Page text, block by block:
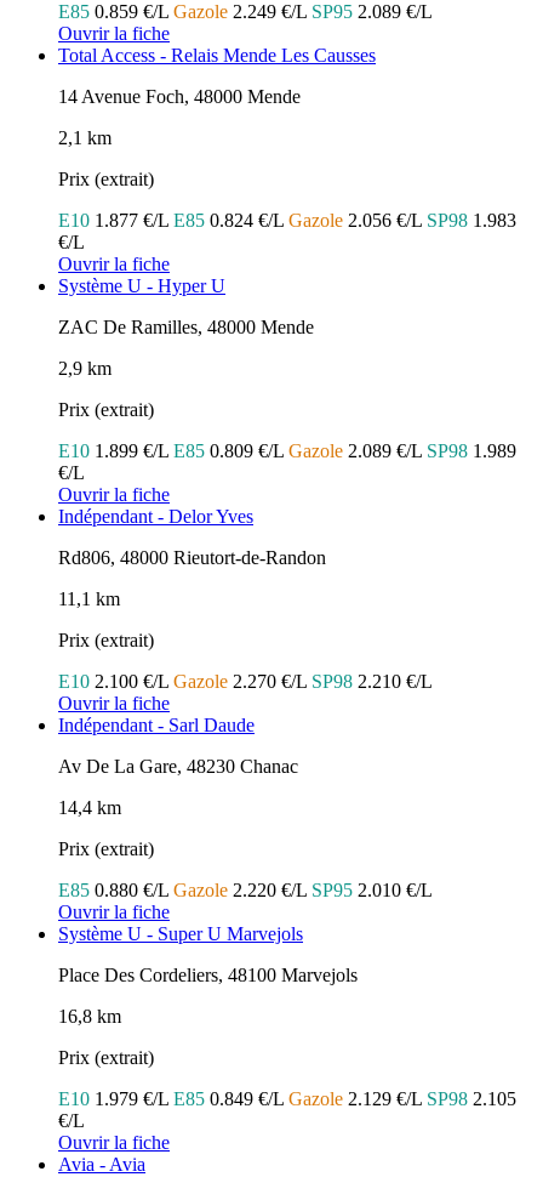
E85 0.859 €/L Gazole 2.249 €/L SP95 2.089 €/L
Ouvrir la fiche
Total Access - Relais Mende Les Causses
14 Avenue Foch, 48000 Mende
2,1 km
Prix (extrait)
E10 1.877 €/L E85 0.824 €/L Gazole 2.056 €/L SP98 1.983
€/L
Ouvrir la fiche
Système U - Hyper U
ZAC De Ramilles, 48000 Mende
2,9 km
Prix (extrait)
E10 1.899 €/L E85 0.809 €/L Gazole 2.089 €/L SP98 1.989
€/L
Ouvrir la fiche
Indépendant - Delor Yves
Rd806, 48000 Rieutort-de-Randon
11,1 km
Prix (extrait)
E10 2.100 €/L Gazole 2.270 €/L SP98 2.210 €/L
Ouvrir la fiche
Indépendant - Sarl Daude
Av De La Gare, 48230 Chanac
14,4 km
Prix (extrait)
E85 0.880 €/L Gazole 2.220 €/L SP95 2.010 €/L
Ouvrir la fiche
Système U - Super U Marvejols
Place Des Cordeliers, 48100 Marvejols
16,8 km
Prix (extrait)
E10 1.979 €/L E85 0.849 €/L Gazole 2.129 €/L SP98 2.105
€/L
Ouvrir la fiche
Avia - Avia